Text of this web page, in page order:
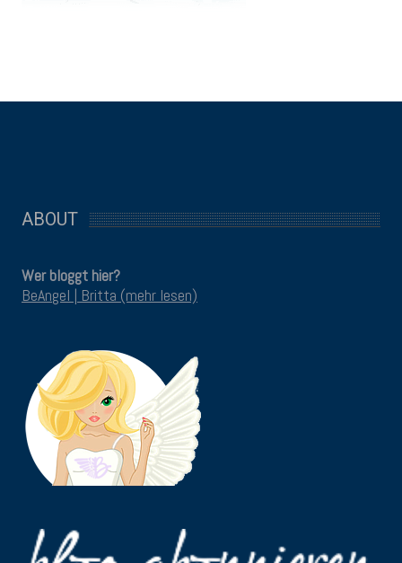
ABOUT
Wer bloggt hier?
BeAngel | Britta (mehr lesen)